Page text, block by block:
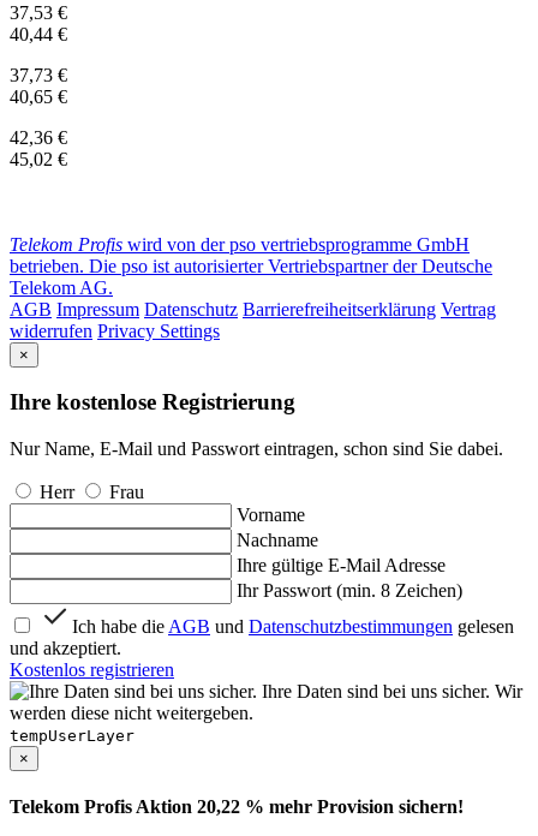
37,53 €
40,44 €
37,73 €
40,65 €
42,36 €
45,02 €
Telekom Profis wird von der pso vertriebsprogramme GmbH
betrieben. Die pso ist autorisierter Vertriebspartner der Deutsche
Telekom AG.
AGB Impressum Datenschutz Barrierefreiheitserklärung Vertrag
widerrufen Privacy Settings
×
Ihre kostenlose Registrierung
Nur Name, E-Mail und Passwort eintragen, schon sind Sie dabei.
Herr
Frau
Vorname
Nachname
Ihre gültige E-Mail Adresse
Ihr Passwort (min. 8 Zeichen)
Ich habe die AGB und Datenschutzbestimmungen gelesen
und akzeptiert.
Kostenlos registrieren
Ihre Daten sind bei uns sicher. Wir
werden diese nicht weitergeben.
tempUserLayer
×
Telekom Profis Aktion 20,22 % mehr Provision sichern!